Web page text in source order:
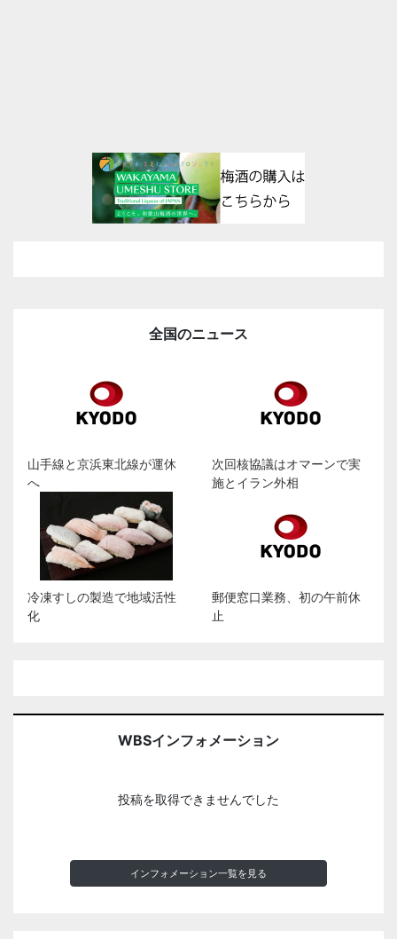
全国のニュース
山手線と京浜東北線が運休
へ
次回核協議はオマーンで実
施とイラン外相
冷凍すしの製造で地域活性
化
郵便窓口業務、初の午前休
止
WBSインフォメーション
投稿を取得できませんでした
インフォメーション一覧を見る